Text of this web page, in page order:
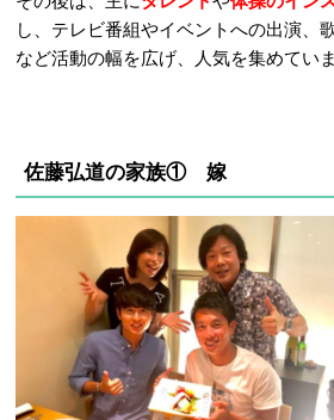
し、テレビ番組やイベントへの出演、
など活動の幅を広げ、人気を集めていま
佐藤弘道の家族① 嫁